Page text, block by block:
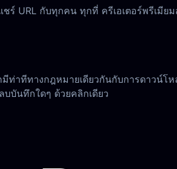
URL กับทุกคน ทุกที่ ครีเอเตอร์พรีเมี
าทีทางกฎหมายเดียวกันกับการดาวน์โ
บันทึกใดๆ ด้วยคลิกเดียว